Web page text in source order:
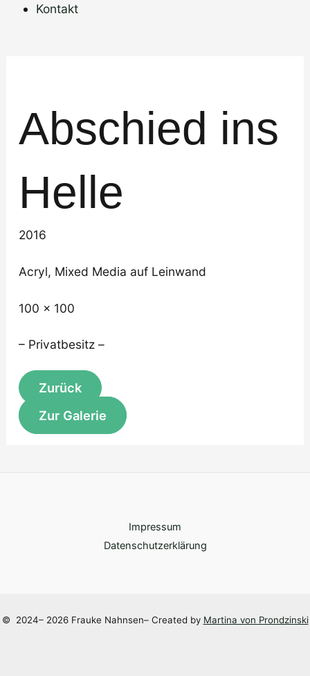
Kontakt
Abschied ins
Helle
2016
Acryl, Mixed Media auf Leinwand
100 x 100
– Privatbesitz –
Zur Galerie
Impressum
Datenschutzerklärung
© 2024– 2026 Frauke Nahnsen– Created by Martina von Prondzinski